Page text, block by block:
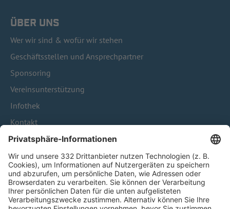
ÜBER UNS
Wer wir sind & wofür wir stehen
Geschäftsstellen und Ansprechpartner
Sponsoring
Vereinsunterstützung
Infothek
Kontakt
HÄUFIG BESUCHTE SEITEN
Pässe und Vereinswechsel
Trainerausbildung
Schulungsangebot Vereinsmitarbeiter